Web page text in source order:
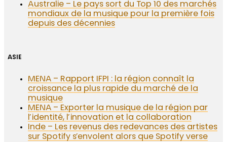
Australie – Le pays sort du Top 10 des marchés
mondiaux de la musique pour la première fois
depuis des décennies
ASIE
MENA – Rapport IFPI : la région connaît la
croissance la plus rapide du marché de la
musique
MENA – Exporter la musique de la région par
l’identité, l’innovation et la collaboration
Inde – Les revenus des redevances des artistes
sur Spotify s’envolent alors que Spotify verse